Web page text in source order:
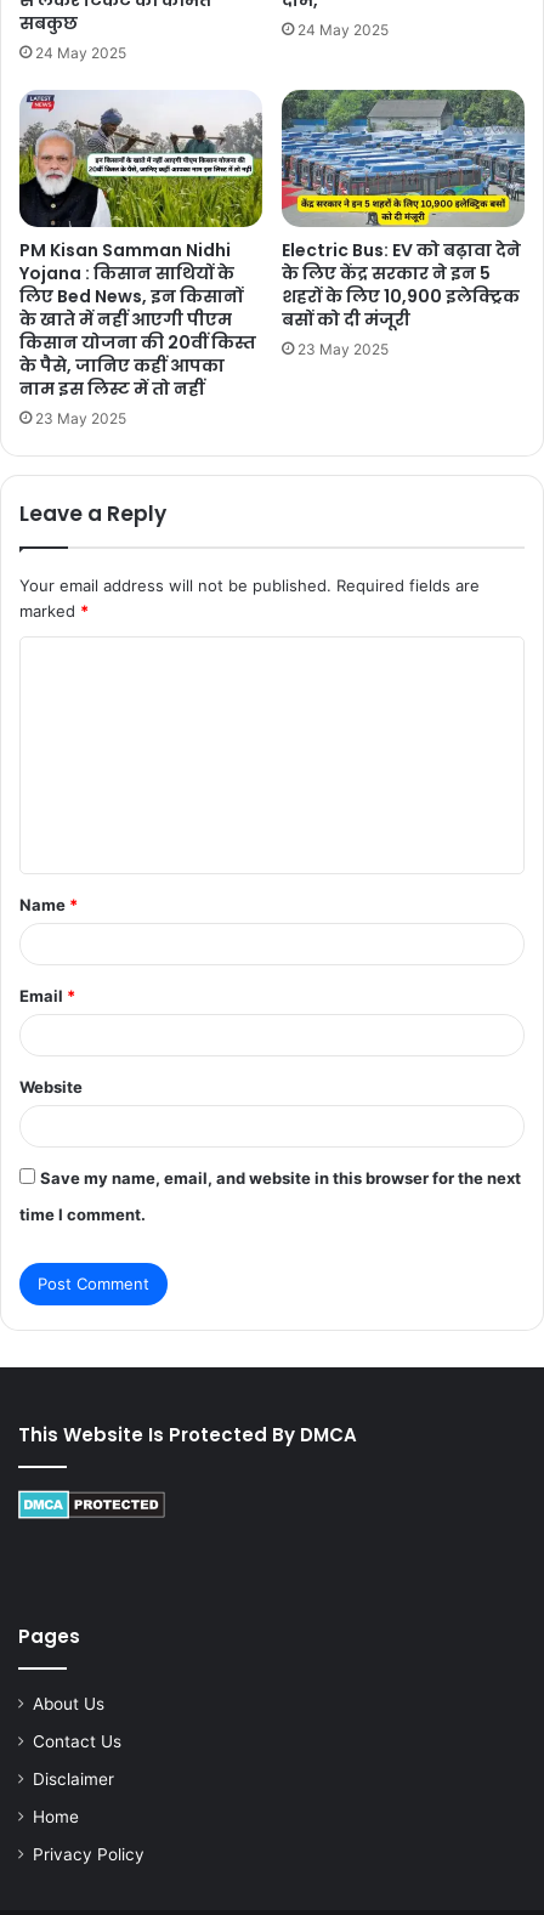
सबकुछ
24 May 2025
24 May 2025
PM Kisan Samman Nidhi
Yojana : किसान साथियों के
लिए Bed News, इन किसानों
के खाते में नहीं आएगी पीएम
किसान योजना की 20वीं किस्त
के पैसे, जानिए कहीं आपका
नाम इस लिस्ट में तो नहीं
23 May 2025
Electric Bus: EV को बढ़ावा देने
के लिए केंद्र सरकार ने इन 5
शहरों के लिए 10,900 इलेक्ट्रिक
बसों को दी मंजूरी
23 May 2025
Leave a Reply
Your email address will not be published. Required fields are
marked *
t
*
Name *
Email *
Website
Save my name, email, and website in this browser for the next
time I comment.
This Website Is Protected By DMCA
Pages
About Us
Contact Us
Disclaimer
Home
Privacy Policy